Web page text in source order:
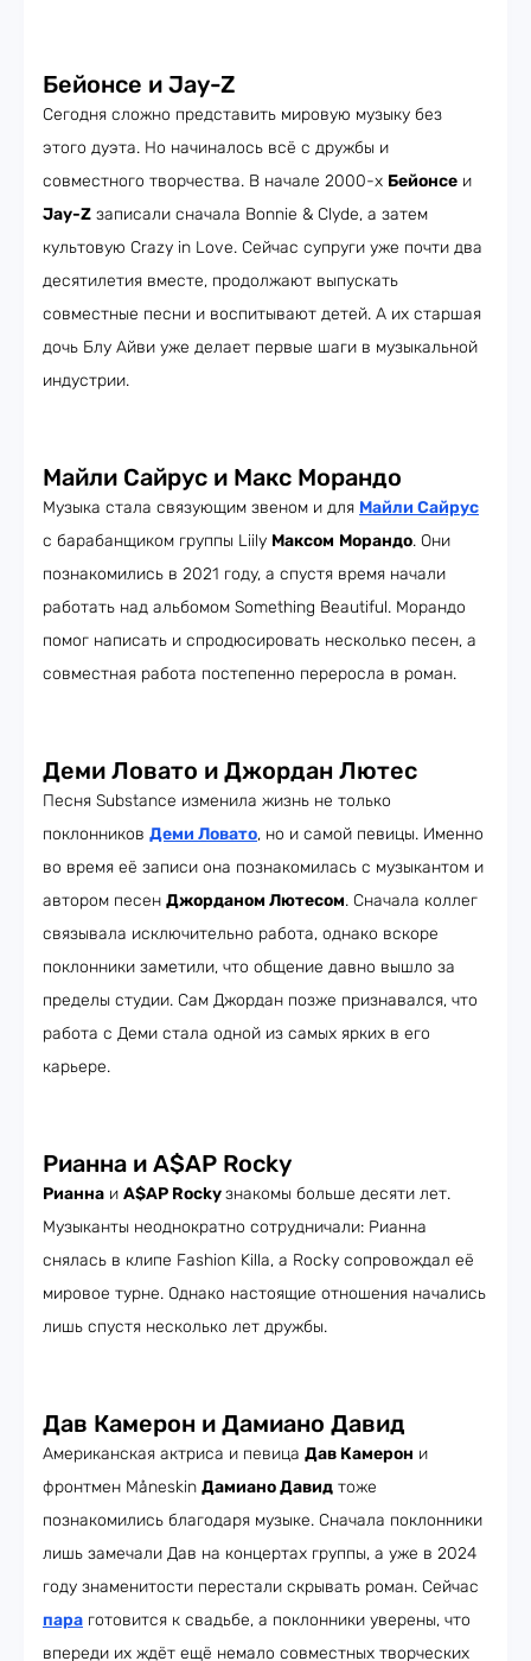
Бейонсе и Jay-Z
Сегодня сложно представить мировую музыку без
этого дуэта. Но начиналось всё с дружбы и
совместного творчества. В начале 2000-х Бейонсе и
Jay-Z записали сначала Bonnie & Clyde, а затем
культовую Crazy in Love. Сейчас супруги уже почти два
десятилетия вместе, продолжают выпускать
совместные песни и воспитывают детей. А их старшая
дочь Блу Айви уже делает первые шаги в музыкальной
индустрии.
Майли Сайрус и Макс Морандо
Музыка стала связующим звеном и для Майли Сайрус
с барабанщиком группы Liily Максом Морандо. Они
познакомились в 2021 году, а спустя время начали
работать над альбомом Something Beautiful. Морандо
помог написать и спродюсировать несколько песен, а
совместная работа постепенно переросла в роман.
Деми Ловато и Джордан Лютес
Песня Substance изменила жизнь не только
поклонников Деми Ловато, но и самой певицы. Именно
во время её записи она познакомилась с музыкантом и
автором песен Джорданом Лютесом. Сначала коллег
связывала исключительно работа, однако вскоре
поклонники заметили, что общение давно вышло за
пределы студии. Сам Джордан позже признавался, что
работа с Деми стала одной из самых ярких в его
карьере.
Рианна и A$AP Rocky
Рианна и A$AP Rockyзнакомы больше десяти лет.
Музыканты неоднократно сотрудничали: Рианна
снялась в клипе Fashion Killa, а Rocky сопровождал её
мировое турне. Однако настоящие отношения начались
лишь спустя несколько лет дружбы.
Дав Камерон и Дамиано Давид
Американская актриса и певица Дав Камерон и
фронтмен Måneskin Дамиано Давид тоже
познакомились благодаря музыке. Сначала поклонники
лишь замечали Дав на концертах группы, а уже в 2024
году знаменитости перестали скрывать роман. Сейчас
пара готовится к свадьбе, а поклонники уверены, что
впереди их ждёт ещё немало совместных творческих